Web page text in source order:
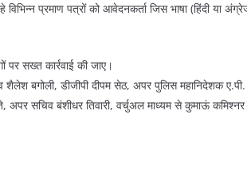
प्रमाण पत्रों को आवेदनकर्ता जिस भाषा (हिंदी या
पर सख्त कार्रवाई की जाए।
बगोली, डीजीपी दीपम सेठ, अपर पुलिस महानिदेशक
सचिव बंशीधर तिवारी, वर्चुअल माध्यम से कुमाऊं